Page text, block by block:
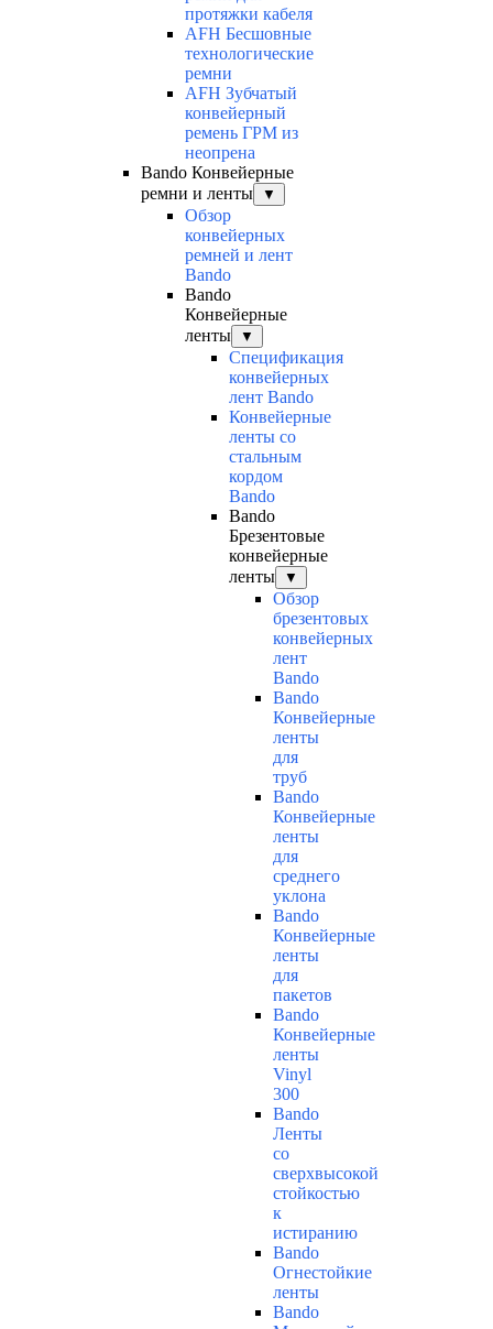
протяжки кабеля
AFH Бесшовные
технологические
ремни
AFH Зубчатый
конвейерный
ремень ГРМ из
неопрена
Bando Конвейерные
ремни и ленты
▼
Обзор
конвейерных
ремней и лент
Bando
Bando
Конвейерные
ленты
▼
Спецификация
конвейерных
лент Bando
Конвейерные
ленты со
стальным
кордом
Bando
Bando
Брезентовые
конвейерные
ленты
▼
Обзор
брезентовых
конвейерных
лент
Bando
Bando
Конвейерные
ленты
для
труб
Bando
Конвейерные
ленты
для
среднего
уклона
Bando
Конвейерные
ленты
для
пакетов
Bando
Конвейерные
ленты
Vinyl
300
Bando
Ленты
со
сверхвысокой
стойкостью
к
истиранию
Bando
Огнестойкие
ленты
Bando